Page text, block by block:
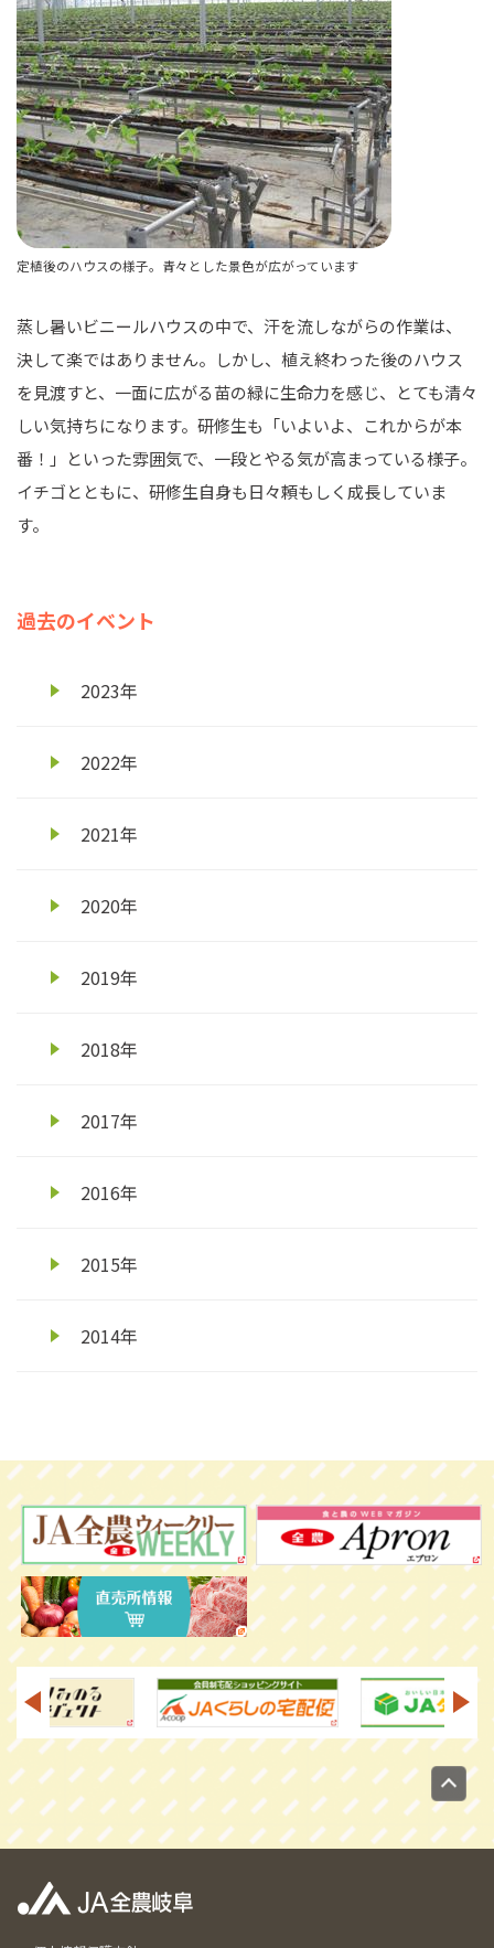
定植後のハウスの様子。青々とした景色が広がっています
蒸し暑いビニールハウスの中で、汗を流しながらの作業は、
決して楽ではありません。しかし、植え終わった後のハウス
を見渡すと、一面に広がる苗の緑に生命力を感じ、とても清々
しい気持ちになります。研修生も「いよいよ、これからが本
番！」といった雰囲気で、一段とやる気が高まっている様子。
イチゴとともに、研修生自身も日々頼もしく成長していま
す。
過去のイベント
2023年
2022年
2021年
2020年
2019年
2018年
2017年
2016年
2015年
2014年